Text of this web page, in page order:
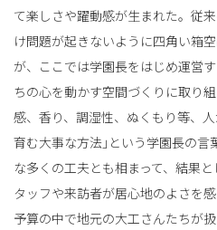
て楽しさや躍動感が生まれた。従
け問題が起きないように四角い箱
が、ここでは学園長をはじめ運営
ちの心を動かす空間づくりに取り
感、香り、調湿性、ぬくもり等、
育む大事な方法｣という学園長の言
な多くの工夫とも相まって、結果
タッフや来訪者が居心地のよさを
予算の中で地元の大工さんたちが